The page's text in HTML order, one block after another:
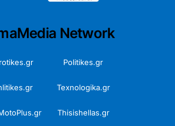
Network
Politikes.gr
Texnologika.gr
Thisishellas.gr